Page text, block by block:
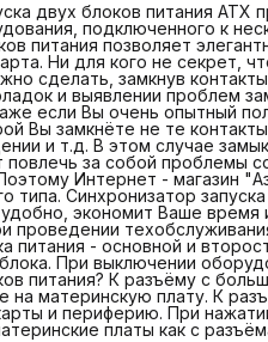
двух блоков питания
подключенного к
питания позволяет
Ни для кого не секрет,
сделать, замкнув
и выявлении проблем
если Вы очень опытный
Вы замкнёте не те
и т.д. В этом случае
повлечь за собой проблемы
Интернет - магазин
типа. Синхронизатор
экономит Ваше
проведении
питания - основной и
При выключении
питания? К разъёму с
на материнскую плату. К
и периферию. При
платы как с